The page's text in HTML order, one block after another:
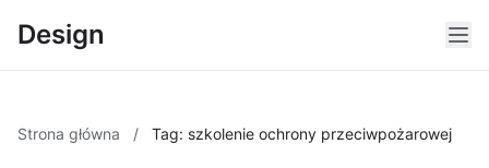
Design
Strona główna / Tag: szkolenie ochrony przeciwpożarowej